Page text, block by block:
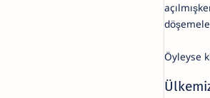
Öyleyse